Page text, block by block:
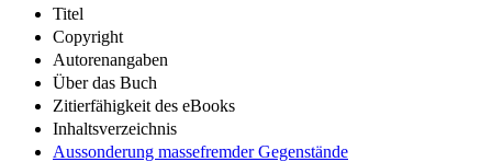
Titel
Copyright
Autorenangaben
Über das Buch
Zitierfähigkeit des eBooks
Inhaltsverzeichnis
Aussonderung massefremder Gegenstände